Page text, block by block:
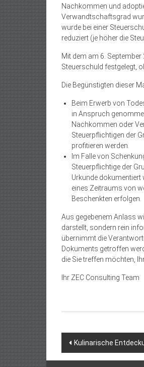
Nachkommen und
Verwandtschaftsgrad
wurde bei einer
reduziert (je höher die
Mit dem am 6.
Steuerschuld festgelegt,
Die Begünstigten dieser
Beim Erwerb von
in Anspruch
Nachkommen oder
Steuerpflichtigen der
profitieren werden.
Im Falle von
Steuerpflichtige der
Urkunde dokumentiert
eines Zeitraums von
Beschenkten erfolgen.
Aus gegebenem Anlass
darstellt, sondern rein
übernimmt die
Dokuments getroffen
die Sie treffen möchten,
Ihr ZEC Consulting Team
Kulinarische